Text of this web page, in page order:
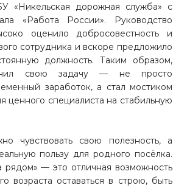
«Никельская дорожная служба» с
«Работа России». Руководство
оценило добросовестность и
сотрудника и вскоре предложило
должность. Таким образом,
свою задачу — не просто
заработок, а стал мостиком
ценного специалиста на стабильную
чувствовать свою полезность, а
пользу для родного посёлка.
рядом» — это отличная возможность
возраста оставаться в строю, быть